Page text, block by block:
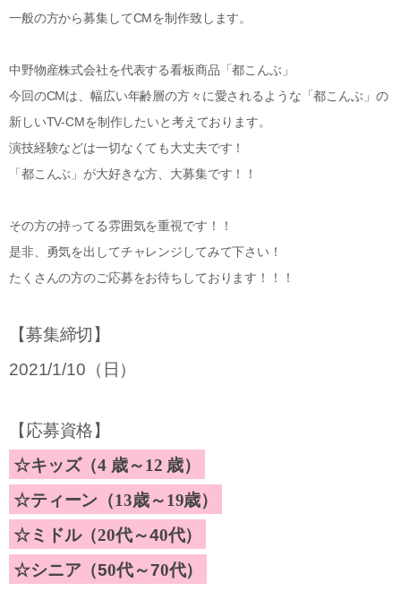
一般の方から募集してCMを制作致します。
中野物産株式会社を代表する看板商品「都こんぶ」
今回のCMは、幅広い年齢層の方々に愛されるような「都こんぶ」の
新しいTV-CMを制作したいと考えております。
演技経験などは一切なくても大丈夫です！
「都こんぶ」が大好きな方、大募集です！！
その方の持ってる雰囲気を重視です！！
是非、勇気を出してチャレンジしてみて下さい！
たくさんの方のご応募をお待ちしております！！！
【募集締切】
2021/1/10（日）
【応募資格】
☆キッズ（4 歳～12 歳）
☆ティーン（13歳～19歳）
☆ミドル（20代～40代）
☆シニア（50代～70代）